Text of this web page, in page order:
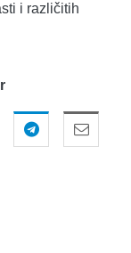
i različitih